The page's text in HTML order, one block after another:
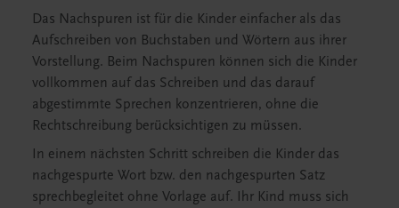
Das Nachspuren ist für die Kinder einfacher als das
Aufschreiben von Buchstaben und Wörtern aus ihrer
Vorstellung. Beim Nachspuren können sich die Kinder
vollkommen auf das Schreiben und das darauf
abgestimmte Sprechen konzentrieren, ohne die
Rechtschreibung berücksichtigen zu müssen.
In einem nächsten Schritt schreiben die Kinder das
nachgespurte Wort bzw. den nachgespurten Satz
sprechbegleitet ohne Vorlage auf. Ihr Kind muss sich